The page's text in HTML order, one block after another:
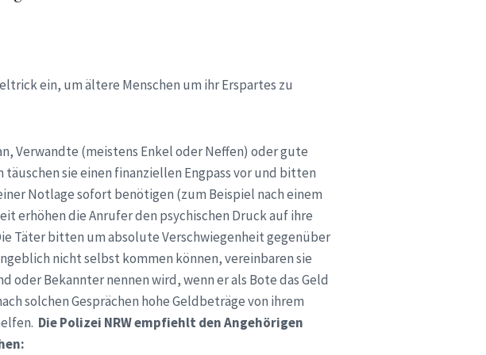
ein, um ältere Menschen um ihr Erspartes zu
Verwandte (meistens Enkel oder Neffen) oder gute
täuschen sie einen finanziellen Engpass vor und bitten
Notlage sofort benötigen (zum Beispiel nach einem
erhöhen die Anrufer den psychischen Druck auf ihre
Täter bitten um absolute Verschwiegenheit gegenüber
nicht selbst kommen können, vereinbaren sie
oder Bekannter nennen wird, wenn er als Bote das Geld
solchen Gesprächen hohe Geldbeträge von ihrem
Die Polizei NRW empfiehlt den Angehörigen